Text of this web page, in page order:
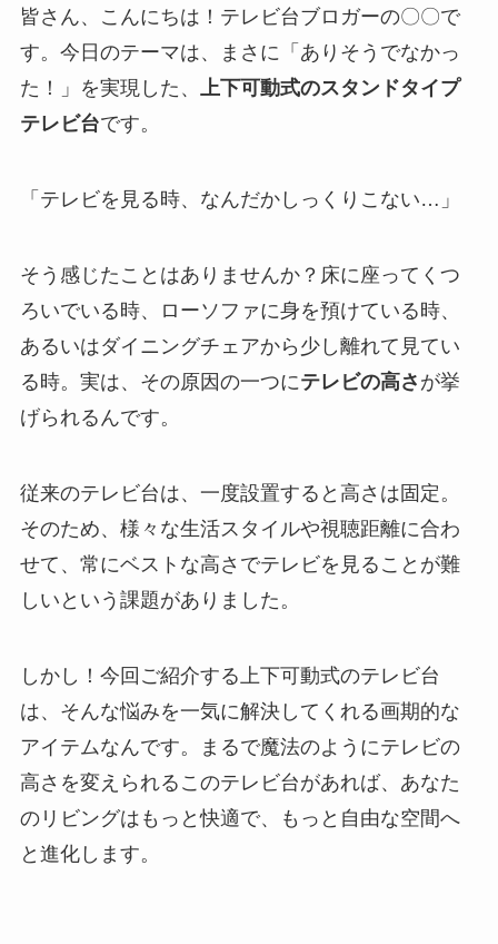
皆さん、こんにちは！テレビ台ブロガーの〇〇で
す。今日のテーマは、まさに「ありそうでなかっ
た！」を実現した、 上下可動式のスタンドタイプ
テレビ台です。
「テレビを見る時、なんだかしっくりこない…」
そう感じたことはありませんか？床に座ってくつ
ろいでいる時、ローソファに身を預けている時、
あるいはダイニングチェアから少し離れて見てい
る時。実は、その原因の一つにテレビの高さ が挙
げられるんです。
従来のテレビ台は、一度設置すると高さは固定。
そのため、様々な生活スタイルや視聴距離に合わ
せて、常にベストな高さでテレビを見ることが難
しいという課題がありました。
しかし！今回ご紹介する上下可動式のテレビ台
は、そんな悩みを一気に解決してくれる画期的な
アイテムなんです。まるで魔法のようにテレビの
高さを変えられるこのテレビ台があれば、あなた
のリビングはもっと快適で、もっと自由な空間へ
と進化します。